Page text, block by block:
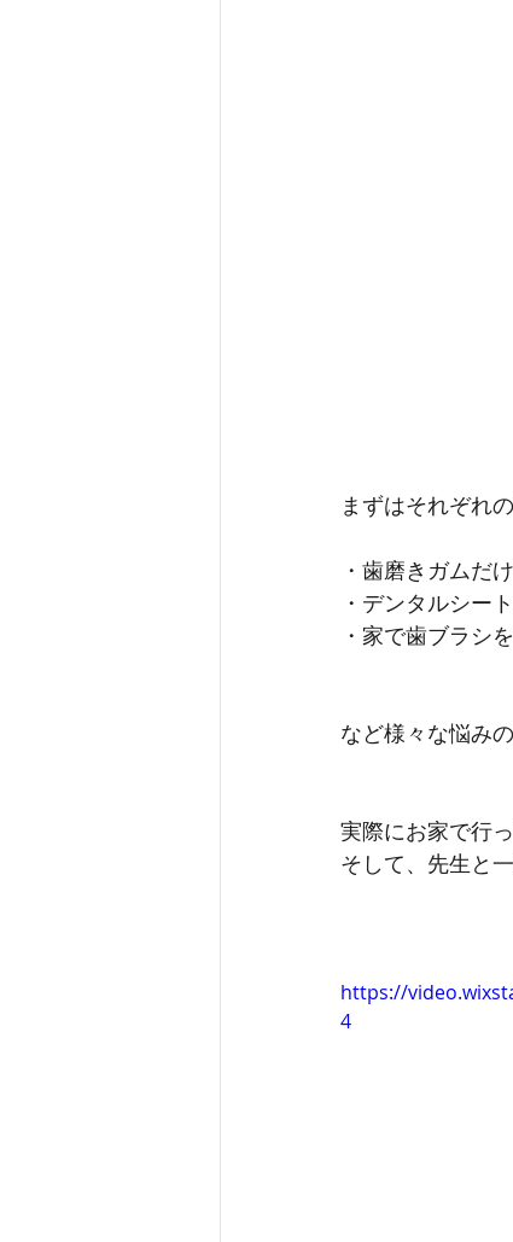
まずはそれぞれ
・歯磨きガムだ
・デンタルシー
・家で歯ブラシ
など様々な悩み
実際にお家で行
そして、先生と
https://
4